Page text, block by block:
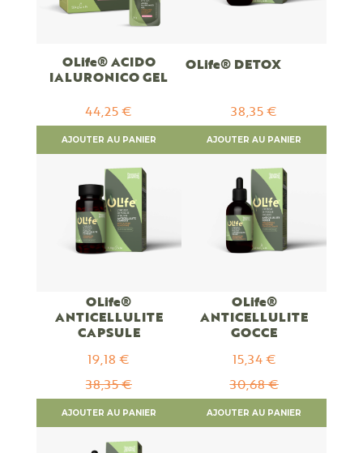
OLife® ACIDO
IALURONICO GEL
44,25 €
AJOUTER AU PANIER
OLife® DETOX
38,35 €
AJOUTER AU PANIER
OLife®
ANTICELLULITE
CAPSULE
Prix
Spécial
19,18 €
38,35 €
AJOUTER AU PANIER
OLife®
ANTICELLULITE
GOCCE
Prix
Spécial
15,34 €
30,68 €
AJOUTER AU PANIER